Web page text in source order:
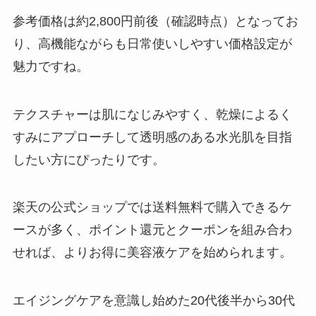
参考価格は約2,800円前後（確認時点）となってお
り、高機能ながらも日常使いしやすい価格設定が
魅力ですね。
テクスチャーは肌になじみやすく、乾燥によるく
すみにアプローチして透明感のある水光肌を目指
したい方にぴったりです。
楽天の公式ショップでは送料無料で購入できるケ
ースが多く、ポイント還元とクーポンを組み合わ
せれば、よりお得に美容液ケアを始められます。
エイジングケアを意識し始めた20代後半から30代